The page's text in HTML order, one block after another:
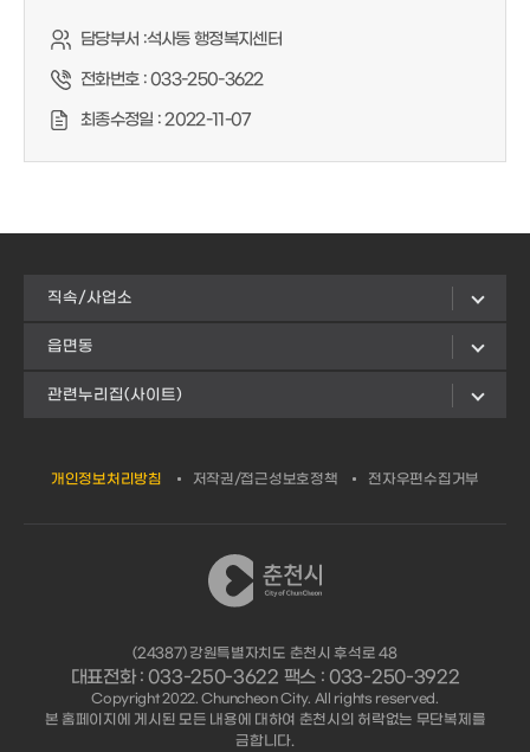
담당부서 :석사동 행정복지센터
전화번호 :033-250-3622
최종수정일 :2022-11-07
직속/사업소
읍면동
관련누리집(사이트)
개인정보처리방침 저작권/접근성보호정책 전자우편수집거부
(24387) 강원특별자치도 춘천시 후석로 48
대표전화 : 033-250-3622 팩스 : 033-250-3922
Copyright 2022. Chuncheon City. All rights reserved.
본 홈페이지에 게시된 모든 내용에 대하여 춘천시의 허락없는 무단복제를
금합니다.